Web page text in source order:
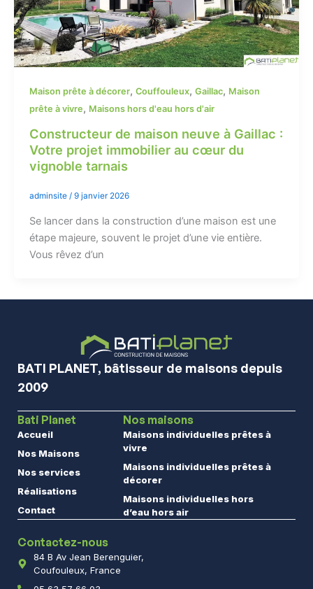
Maison prête à décorer, Couffouleux, Gaillac, Maison
prête à vivre, Maisons hors d'eau hors d'air
Constructeur de maison neuve à Gaillac :
Votre projet immobilier au cœur du
vignoble tarnais
adminsite / 9 janvier 2026
Se lancer dans la construction d’une maison est une
étape majeure, souvent le projet d’une vie entière.
Vous rêvez d’un
BATI PLANET, bâtisseur de maisons depuis
2009
Bati Planet
Accueil
Nos Maisons
Nos services
Réalisations
Contact
Nos maisons
Maisons individuelles prêtes à
vivre
Maisons individuelles prêtes à
décorer
Maisons individuelles hors
d’eau hors air
Contactez-nous
84 B Av Jean Berenguier,
Coufouleux, France